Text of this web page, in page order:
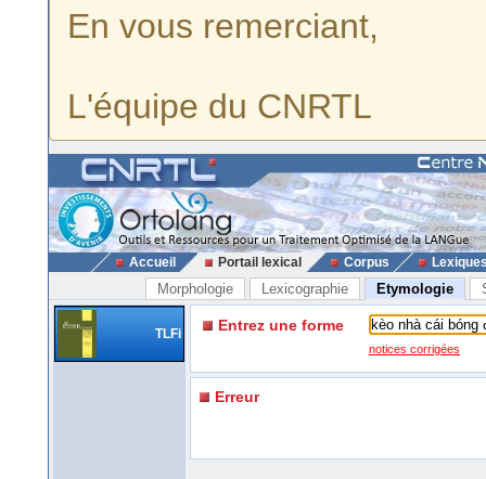
En vous remerciant,
L'équipe du CNRTL
Accueil Portail lexical Corpus
Morphologie Lexicographie Etymologie
TLFi Entrez une forme
notices corrigées
Erreur